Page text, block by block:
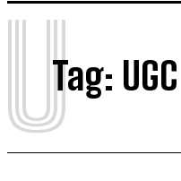
Tag: UGC
U